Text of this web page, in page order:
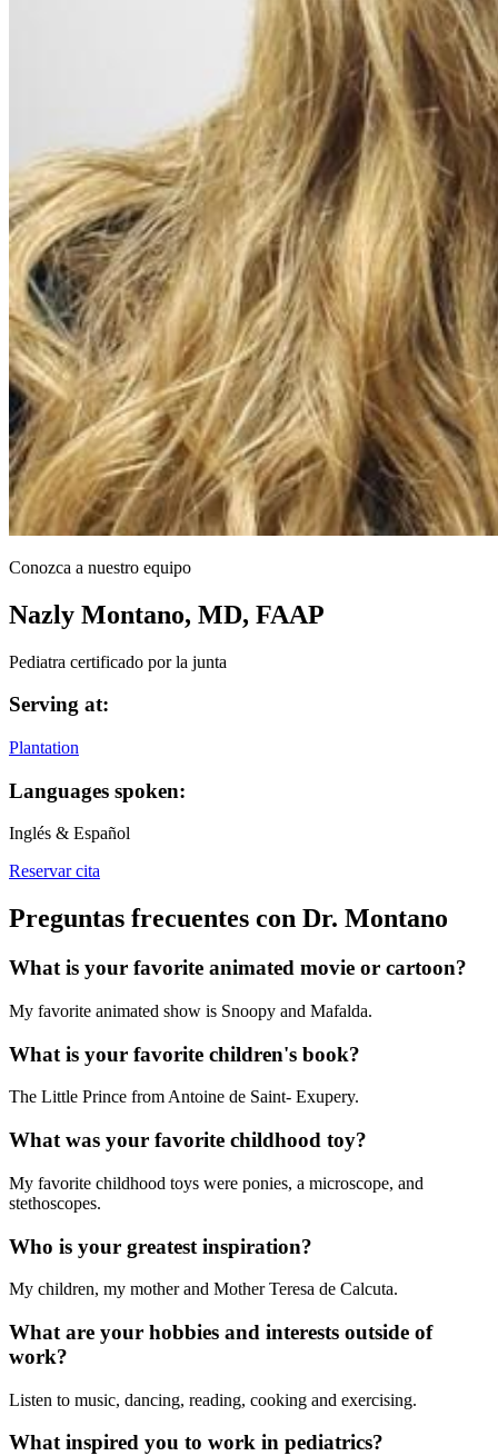
Conozca a nuestro equipo
Nazly Montano, MD, FAAP
Pediatra certificado por la junta
Serving at:
Plantation
Languages spoken:
Inglés & Español
Reservar cita
Preguntas frecuentes con Dr. Montano
What is your favorite animated movie or cartoon?
My favorite animated show is Snoopy and Mafalda.
What is your favorite children's book?
The Little Prince from Antoine de Saint- Exupery.
What was your favorite childhood toy?
My favorite childhood toys were ponies, a microscope, and
stethoscopes.
Who is your greatest inspiration?
My children, my mother and Mother Teresa de Calcuta.
What are your hobbies and interests outside of
work?
Listen to music, dancing, reading, cooking and exercising.
What inspired you to work in pediatrics?